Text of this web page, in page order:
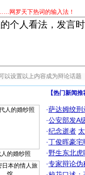
网罗天下热词的输入法！
的婚纱照
【热门新闻
·萨达姆绞刑
·公安部发A
·纪念逝者
·丁俊晖豪
·野生东北
·专家辩论伪